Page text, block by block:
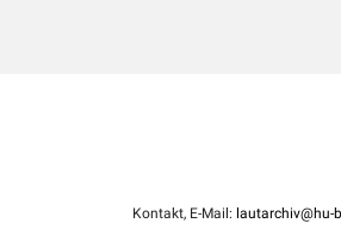
Kontakt, E-Mail: lautarchiv@hu-